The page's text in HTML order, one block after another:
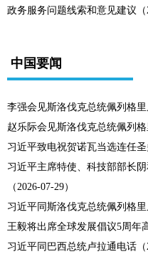
政务服务问题线索和意见建议（
中国要闻
李强会见斯洛伐克总统佩列格里
赵乐际会见斯洛伐克总统佩列格
习近平致电祝贺诺瓦当选连任圣
习近平主席特使、科技部部长
（2026-07-29）
习近平同斯洛伐克总统佩列格里
王毅将出席全球发展倡议5周年
习近平同巴西总统卢拉通电话（